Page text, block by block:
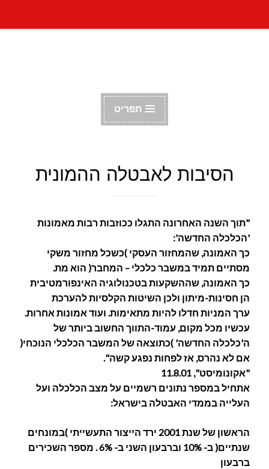
הפורום הקומוניסטי
הישראלי
תפריט
הסיבות לאבטלה ההמונית
"תוך השנה האחרונה התגלו ככוזבות רבות מאמונות
'הכלכלה החדשה':
כך האמונה, שהמחזור העסקי )כשכל מחזור משקי
מסתיים תמיד במשבר כלכלי – המחבר( הוא מת.
כך האמונה, שההשקעות בטכנולוגיה האינפורמטיבית
הן חסינות-מיתון ולכן השיטות הקלסיות להערכת
ערך המניות חדלו להיות מתאימות. ועוד אמונות אחרות.
עכשיו מכל מקום, עמוד-התווך החשוב ביותר של
ה'כלכלה החדשה' )כתוצאה של המשבר הכלכלי הנוכחי(
אם לא נהרס, אז לפחות נפגע קשה".
"אקונומיסט", 11.8.01
אתחיל במספר נתונים רשמיים על מצב הכלכלה ועל
העלייה בממדי האבטלה בישראל:
הראשון של שנת 2001 ירד הייצור התעשייתי )במונחים
שנתיים( ב- 10% וברבעון השני ב- 6% . מספר השכירים
ברבעון